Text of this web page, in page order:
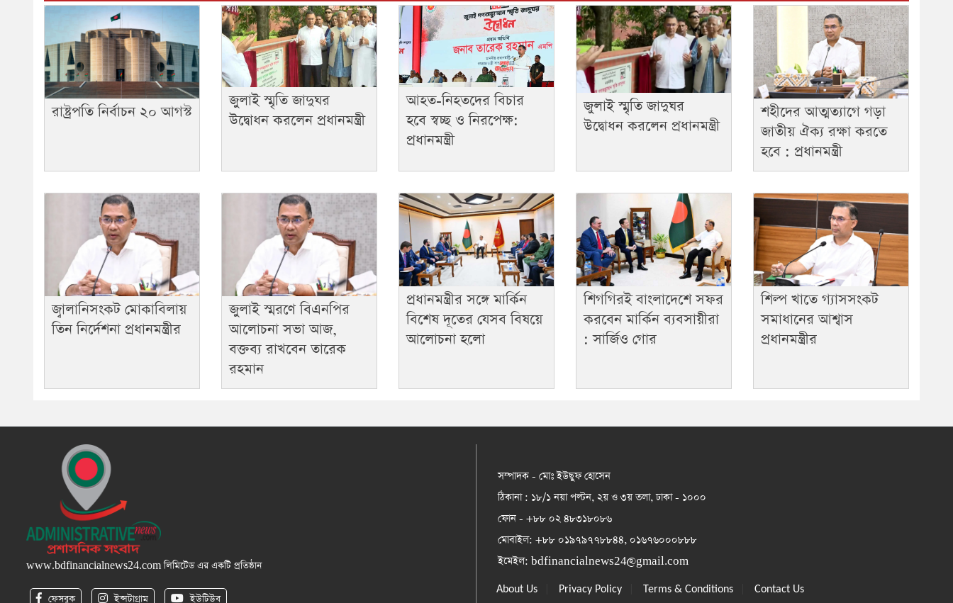
রাষ্ট্রপতি নির্বাচন ২০ আগস্ট
জুলাই স্মৃতি জাদুঘর
উদ্বোধন করলেন প্রধানমন্ত্রী
আহত-নিহতদের বিচার
হবে স্বচ্ছ ও নিরপেক্ষ:
প্রধানমন্ত্রী
জুলাই স্মৃতি জাদুঘর
উদ্বোধন করলেন প্রধানমন্ত্রী
শহীদের আত্মত্যাগে গড়া
জাতীয় ঐক্য রক্ষা করতে
হবে : প্রধানমন্ত্রী
জ্বালানিসংকট মোকাবিলায়
তিন নির্দেশনা প্রধানমন্ত্রীর
জুলাই স্মরণে বিএনপির
আলোচনা সভা আজ,
বক্তব্য রাখবেন তারেক
রহমান
প্রধানমন্ত্রীর সঙ্গে মার্কিন
বিশেষ দূতের যেসব বিষয়ে
আলোচনা হলো
শিগগিরই বাংলাদেশে সফর
করবেন মার্কিন ব্যবসায়ীরা
: সার্জিও গোর
শিল্প খাতে গ্যাসসংকট
সমাধানের আশ্বাস
প্রধানমন্ত্রীর
www.bdfinancialnews24.comলিমিটেড এর একটি প্রতিষ্ঠান
ফেসবুক ইন্সটাগ্রাম ইউটিউব
সম্পাদক - মোঃ ইউছুফ হোসেন
ঠিকানা : ১৮/১ নয়া পল্টন, ২য় ও ৩য় তলা, ঢাকা - ১০০০
ফোন - +৮৮ ০২ ৪৮৩১৮০৮৬
মোবাইল: +৮৮ ০১৯৭৯৭৭৮৮৪৪, ০১৬৭৬০০০৮৮৮
ইমেইল: bdfinancialnews24@gmail.com
About Us Privacy Policy Terms & Conditions Contact Us